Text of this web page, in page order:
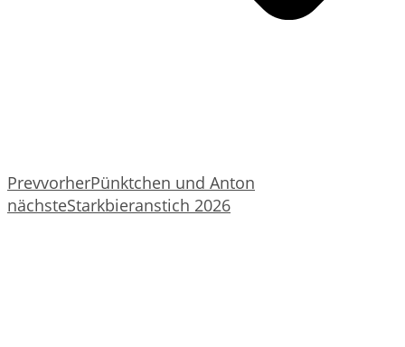
PrevvorherPünktchen und Anton
nächsteStarkbieranstich 2026